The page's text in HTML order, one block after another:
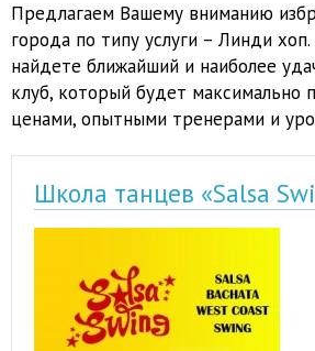
Предлагаем Вашему вниманию
города по типу услуги – Линди
найдете ближайший и наиболее
клуб, который будет максимально
ценами, опытными тренерами и
Школа танцев «Salsa